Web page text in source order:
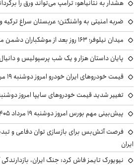
هشدار به نتانیاهو: ترامپ می‌تواند ورق را
ضربه امنیتی به واشنگتن؛ عربستان سراغ ترکیه
میدان نیلوفر؛ ۱۶۳ روز بعد از موشکباران دشمن متجاوز
پایان داستان هزار و یک شب پرسپولیس و
قیمت خودروهای ایران خودرو امروز دوشنبه ۱۹ مرداد ۱۴۰۵ + جدول
تغییر شدید قیمت خودروهای سایپا امروز دوشنبه ۱۹ مرداد ۱۴۰۵ +
پیش‌بینی مهم بورس امروز دوشنبه ۱۹ مرداد ۱۴۰۵
فرصت آتش‌بس برای بازسازی توان دفاعی و
ایران
نیویورک تایمز فاش کرد: جنگ ایران، بازدارندگی